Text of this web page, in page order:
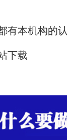
有本机构的
下载